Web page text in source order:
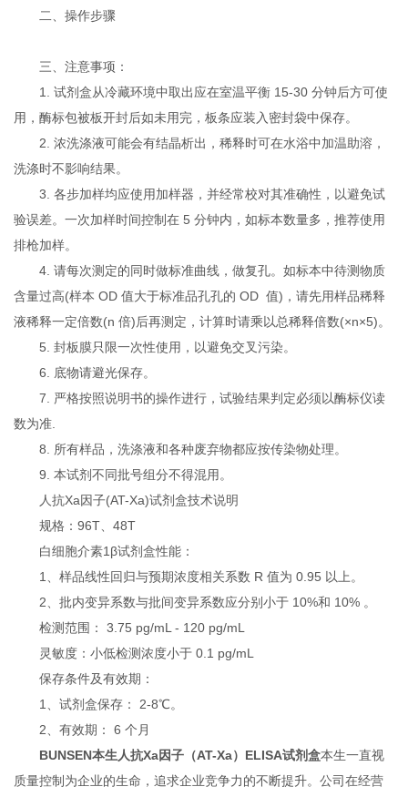
二、操作步骤
三、注意事项：
1. 试剂盒从冷藏环境中取出应在室温平衡 15-30 分钟后方可使
用，酶标包被板开封后如未用完，板条应装入密封袋中保存。
2. 浓洗涤液可能会有结晶析出，稀释时可在水浴中加温助溶，
洗涤时不影响结果。
3. 各步加样均应使用加样器，并经常校对其准确性，以避免试
验误差。一次加样时间控制在 5 分钟内，如标本数量多，推荐使用
排枪加样。
4. 请每次测定的同时做标准曲线，做复孔。如标本中待测物质
含量过高(样本 OD 值大于标准品孔孔的 OD 值)，请先用样品稀释
液稀释一定倍数(n 倍)后再测定，计算时请乘以总稀释倍数(×n×5)。
5. 封板膜只限一次性使用，以避免交叉污染。
6. 底物请避光保存。
7. 严格按照说明书的操作进行，试验结果判定必须以酶标仪读
数为准.
8. 所有样品，洗涤液和各种废弃物都应按传染物处理。
9. 本试剂不同批号组分不得混用。
人抗Xa因子(AT-Xa)试剂盒技术说明
规格：96T、48T
白细胞介素1β试剂盒性能：
1、样品线性回归与预期浓度相关系数 R 值为 0.95 以上。
2、批内变异系数与批间变异系数应分别小于 10%和 10% 。
检测范围： 3.75 pg/mL - 120 pg/mL
灵敏度：小低检测浓度小于 0.1 pg/mL
保存条件及有效期：
1、试剂盒保存： 2-8℃。
2、有效期： 6 个月
BUNSEN本生人抗Xa因子（AT-Xa）ELISA试剂盒本生一直视
质量控制为企业的生命，追求企业竞争力的不断提升。公司在经营